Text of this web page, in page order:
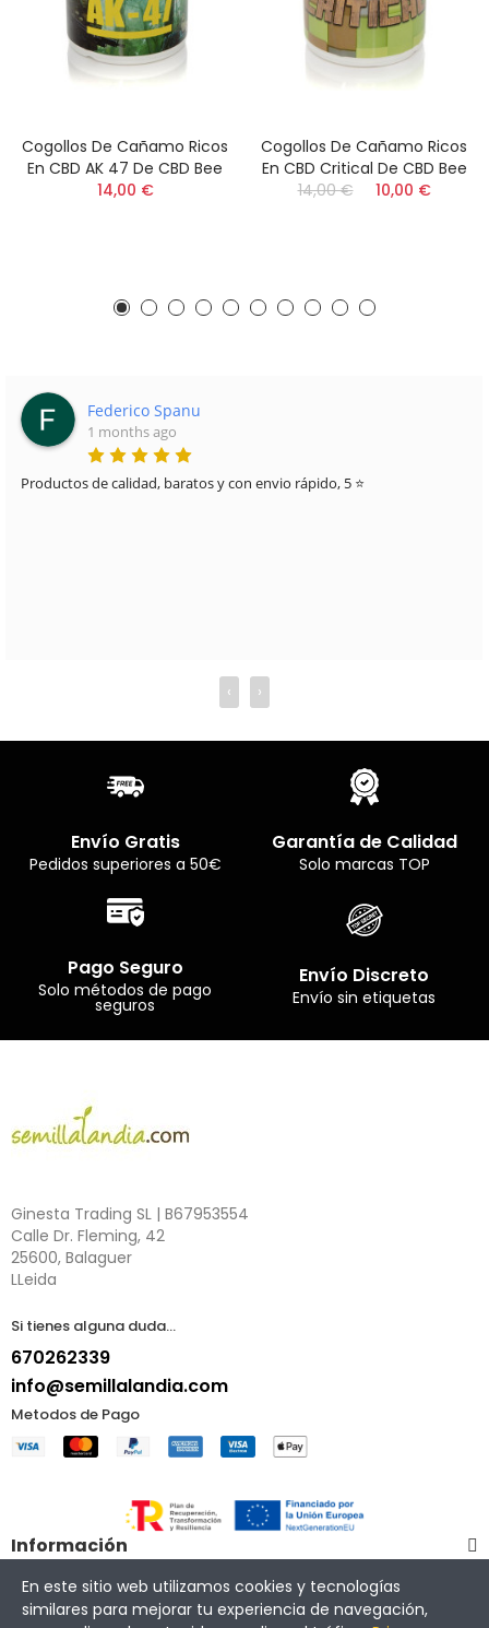
Cogollos De Cañamo Ricos
En CBD AK 47 De CBD Bee
14,00 €
Cogollos De Cañamo Ricos
En CBD Critical De CBD Bee
14,00 €
10,00 €
Federico Spanu
1 months ago
de calidad, baratos y con envio rápido, 5 ⭐
‹ ›
Envío Gratis
Pedidos superiores a 50€
Garantía de Calidad
Solo marcas TOP
Pago Seguro
Solo métodos de pago
seguros
Envío Discreto
Envío sin etiquetas
Ginesta Trading SL | B67953554
Calle Dr. Fleming, 42
25600, Balaguer
LLeida
Si tienes alguna duda...
670262339
info@semillalandia.com
Metodos de Pago
Información
Mi Cuenta
En este sitio web utilizamos cookies y tecnologías
similares para mejorar tu experiencia de navegación,